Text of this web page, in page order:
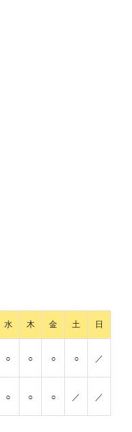
水 木 金 土 日
○ ○ ○ ○ ／
○ ○ ○ ／ ／